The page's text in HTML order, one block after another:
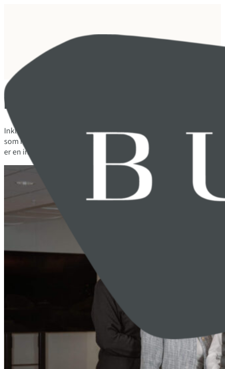
Mangfold og inkludering
Inkludering er lønnsomt. Mangfoldige team tar bedre
som rekrutterer bredt, utnytter et større talentreservoar. Å
er en investering som betaler seg, både i kultur, i resultater og i